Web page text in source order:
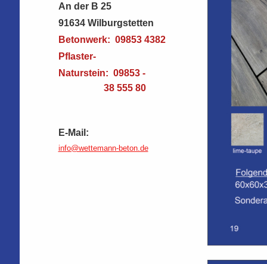
An der B 25
91634 Wilburgstetten
Betonwerk: 09853 4382
Pflaster-
Naturstein: 09853 -
38 555 80
E-Mail:
info@wettemann-beton.de